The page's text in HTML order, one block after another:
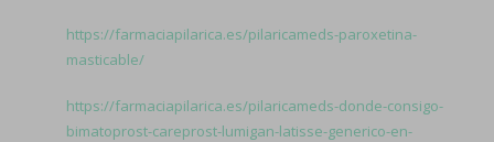
https://farmaciapilarica.es/pilaricameds-paroxetina-
masticable/
https://farmaciapilarica.es/pilaricameds-donde-consigo-
bimatoprost-careprost-lumigan-latisse-generico-en-